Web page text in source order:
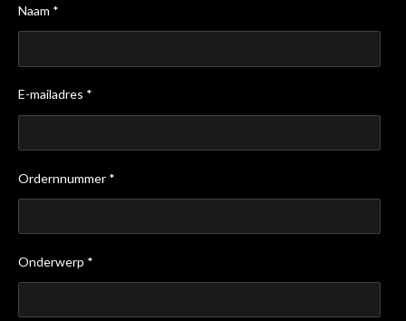
Naam *
E-mailadres *
Ordernnummer *
Onderwerp *